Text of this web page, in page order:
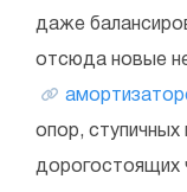
даже
отсюда новые
опор, ступичных
дорогостоящих